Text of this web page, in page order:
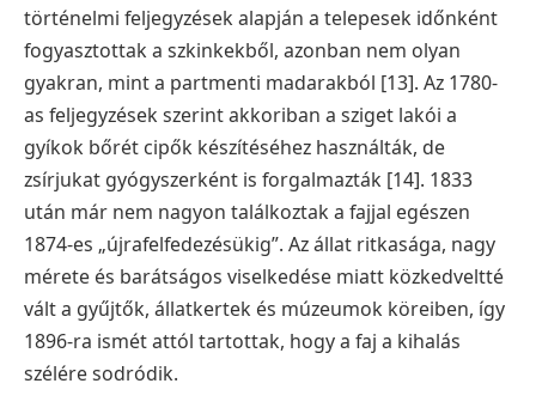
történelmi feljegyzések alapján a telepesek időnként
fogyasztottak a szkinkekből, azonban nem olyan
gyakran, mint a partmenti madarakból [13]. Az 1780-
as feljegyzések szerint akkoriban a sziget lakói a
gyíkok bőrét cipők készítéséhez használták, de
zsírjukat gyógyszerként is forgalmazták [14]. 1833
után már nem nagyon találkoztak a fajjal egészen
1874-es „újrafelfedezésükig”. Az állat ritkasága, nagy
mérete és barátságos viselkedése miatt közkedveltté
vált a gyűjtők, állatkertek és múzeumok köreiben, így
1896-ra ismét attól tartottak, hogy a faj a kihalás
szélére sodródik.